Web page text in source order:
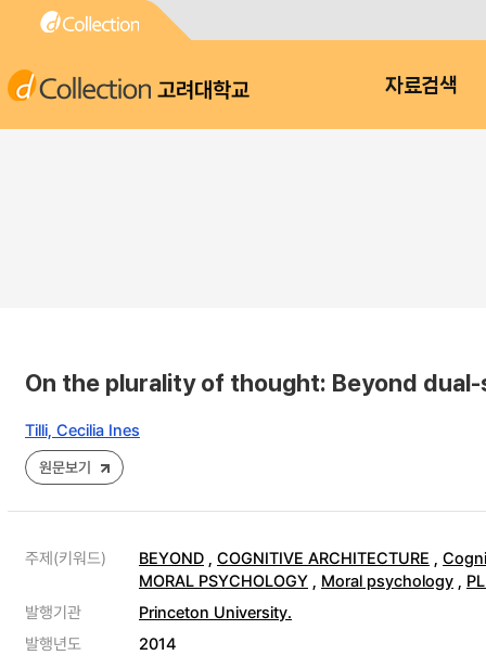
고려대학교 자료검색
On the plurality of thought: Beyond
Tilli, Cecilia Ines
원문보기
주제(키워드) BEYOND , COGNITIVE ARCHITECTURE ,
MORAL PSYCHOLOGY , Moral psychology ,
발행기관
Princeton University.
발행년도
2014